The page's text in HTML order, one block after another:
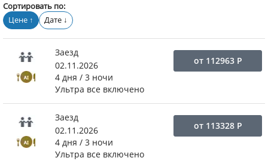
Сортировать по:
Цене ↑ Дате ↓
Заезд
02.11.2026
4 дня / 3 ночи
Ультра все включено
от 112963Р
Заезд
02.11.2026
4 дня / 3 ночи
Ультра все включено
от 113328Р